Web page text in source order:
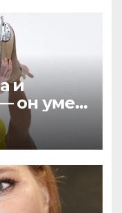
и
он умер